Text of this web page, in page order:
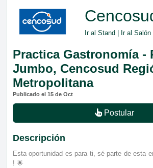
Ir al Stand Ir al Salón
Practica Gastronomía -
Jumbo, Cencosud
Metropolitana
Publicado el 15 de Oct
Postular
Descripción
Esta oportunidad es para ti, sé parte de esta
! 🌟